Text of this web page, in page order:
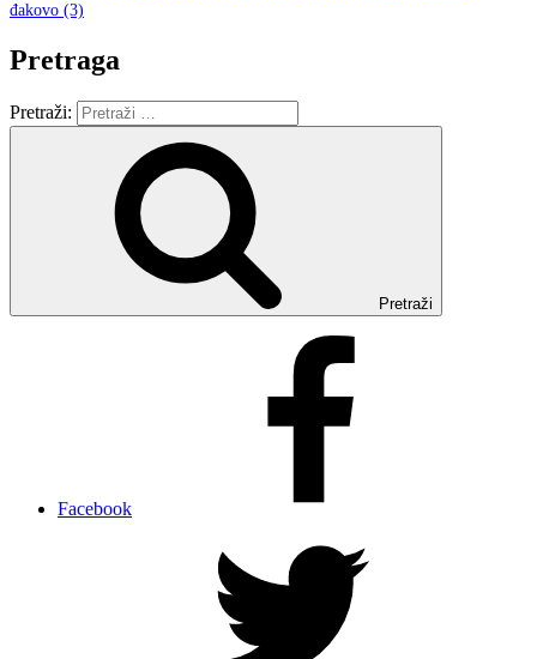
đakovo (3)
Pretraga
Pretraži:
Pretraži
Facebook